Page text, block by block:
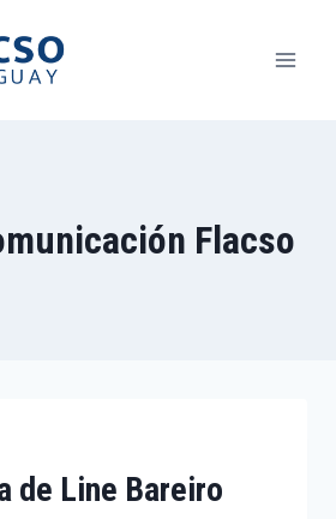
Flacso
de Line Bareiro